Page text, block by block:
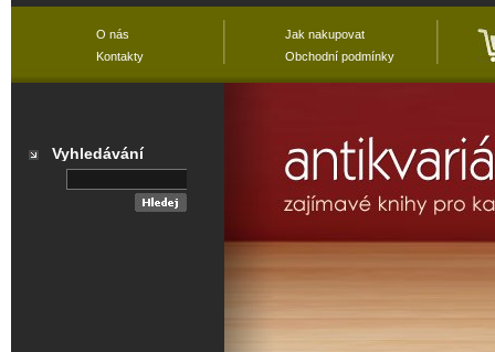
O nás
Kontakty
Jak nakupovat
Obchodní podmínky
Vyhledávání